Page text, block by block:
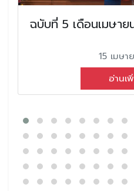
ฉบับที่ 5 เดือนเมษา
15 เมษ
อ่านเ